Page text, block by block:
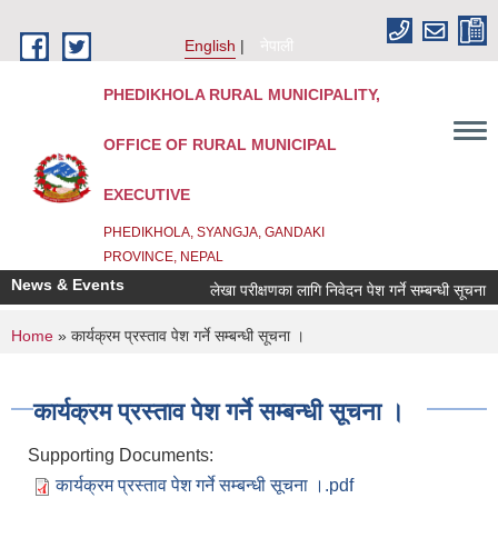
English
नेपाली
PHEDIKHOLA RURAL MUNICIPALITY,
OFFICE OF RURAL MUNICIPAL
EXECUTIVE
PHEDIKHOLA, SYANGJA, GANDAKI
PROVINCE, NEPAL
News & Events लेखा परीक्षणका लागि निवेदन पेश गर्ने सम्बन्धी सूचना
You are here
Home » कार्यक्रम प्रस्ताव पेश गर्ने सम्बन्धी सूचना ।
कार्यक्रम प्रस्ताव पेश गर्ने सम्बन्धी सूचना ।
Supporting Documents:
कार्यक्रम प्रस्ताव पेश गर्ने सम्बन्धी सूचना ।.pdf